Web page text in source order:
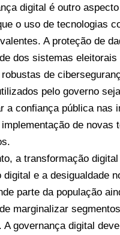
digital é outro
o uso de tecnologias
A proteção de
dos sistemas
de
pelo governo
a confiança pública nas
de novas
a transformação
digital e a desigualdade
parte da população
marginalizar
A governança digital